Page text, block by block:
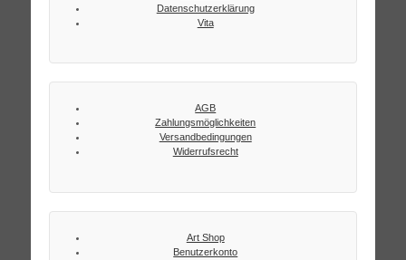
Datenschutzerklärung
Vita
AGB
Zahlungsmöglichkeiten
Versandbedingungen
Widerrufsrecht
Art Shop
Benutzerkonto